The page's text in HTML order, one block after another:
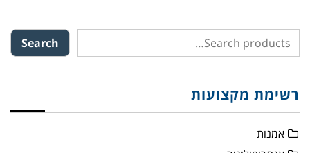
Search
רשימת מקצועות
אמנות